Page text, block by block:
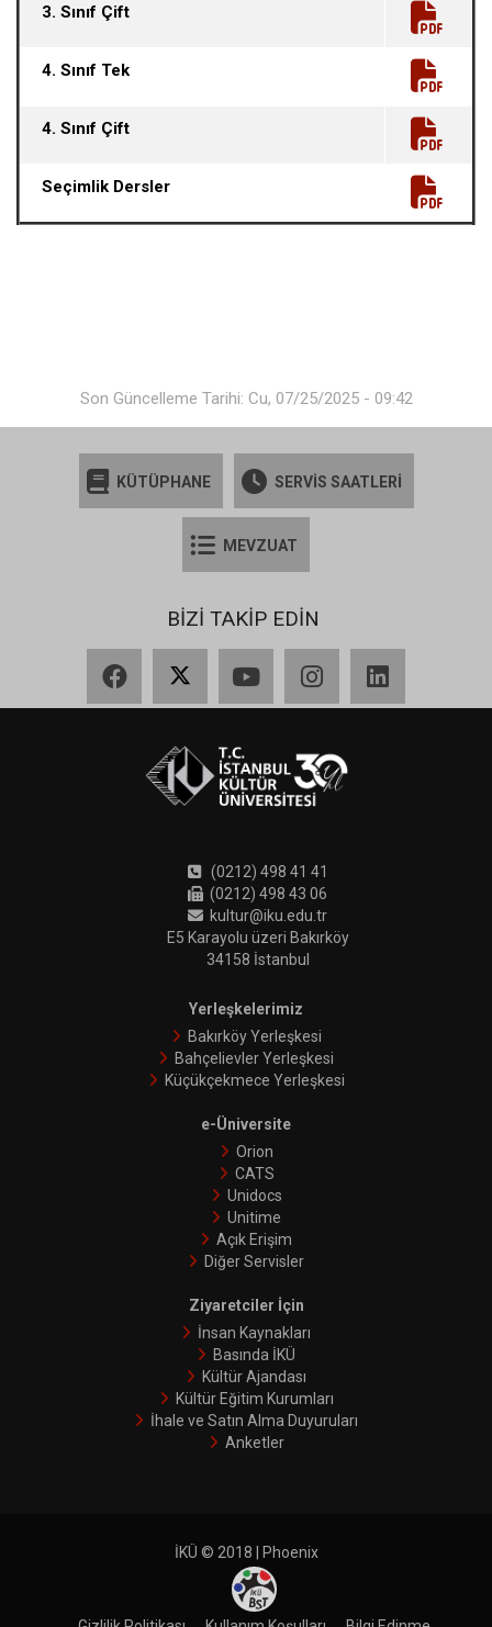
3. Sınıf Çift
4. Sınıf Tek
4. Sınıf Çift
Seçimlik Dersler
Son Güncelleme Tarihi: Cu, 07/25/2025 - 09:42
KÜTÜPHANE SERVİS SAATLERİ
MEVZUAT
BİZİ TAKİP EDİN
(0212) 498 41 41
(0212) 498 43 06
kultur@iku.edu.tr
E5 Karayolu üzeri Bakırköy
34158 İstanbul
Yerleşkelerimiz
Bakırköy Yerleşkesi
Bahçelievler Yerleşkesi
Küçükçekmece Yerleşkesi
e-Üniversite
Orion
CATS
Unidocs
Unitime
Açık Erişim
Diğer Servisler
Ziyaretciler İçin
İnsan Kaynakları
Basında İKÜ
Kültür Ajandası
Kültür Eğitim Kurumları
İhale ve Satın Alma Duyuruları
Anketler
İKÜ © 2018 | Phoenix